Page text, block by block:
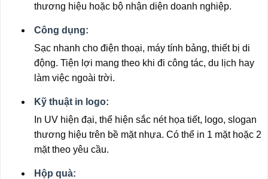
thương hiệu hoặc bộ nhận diện doanh nghiệp.
Công dụng:
Sạc nhanh cho điện thoại, máy tính bảng, thiết bị di
động. Tiện lợi mang theo khi đi công tác, du lịch hay
làm việc ngoài trời.
Kỹ thuật in logo:
In UV hiện đại, thể hiện sắc nét họa tiết, logo, slogan
thương hiệu trên bề mặt nhựa. Có thể in 1 mặt hoặc 2
mặt theo yêu cầu.
Hộp quà: